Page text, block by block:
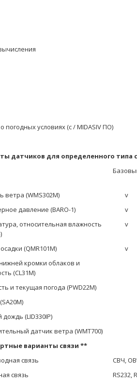
погодных условиях (с / MIDASIV ПО)
датчиков для определенного типа
ветра (WMS302M)
v
давление (BARO-1)
v
относительная влажность
v
(QMR101M) v
кромки облаков и
(CL31M)
и текущая погода (PWD22M)
(LID330IP)
датчик ветра (WMT700)
варианты связи **
связь
СВЧ,
связь
RS232,